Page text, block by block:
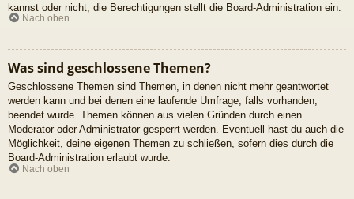
kannst oder nicht; die Berechtigungen stellt die Board-Administration ein.
Nach oben
Was sind geschlossene Themen?
Geschlossene Themen sind Themen, in denen nicht mehr geantwortet
werden kann und bei denen eine laufende Umfrage, falls vorhanden,
beendet wurde. Themen können aus vielen Gründen durch einen
Moderator oder Administrator gesperrt werden. Eventuell hast du auch die
Möglichkeit, deine eigenen Themen zu schließen, sofern dies durch die
Board-Administration erlaubt wurde.
Nach oben